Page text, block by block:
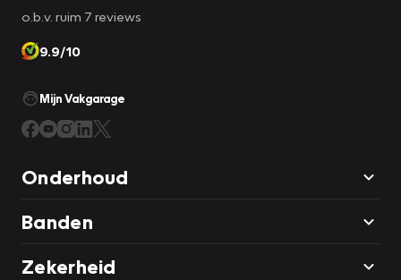
o.b.v. ruim 7 reviews
9.9/10
Mijn Vakgarage
Onderhoud
Banden
Zekerheid